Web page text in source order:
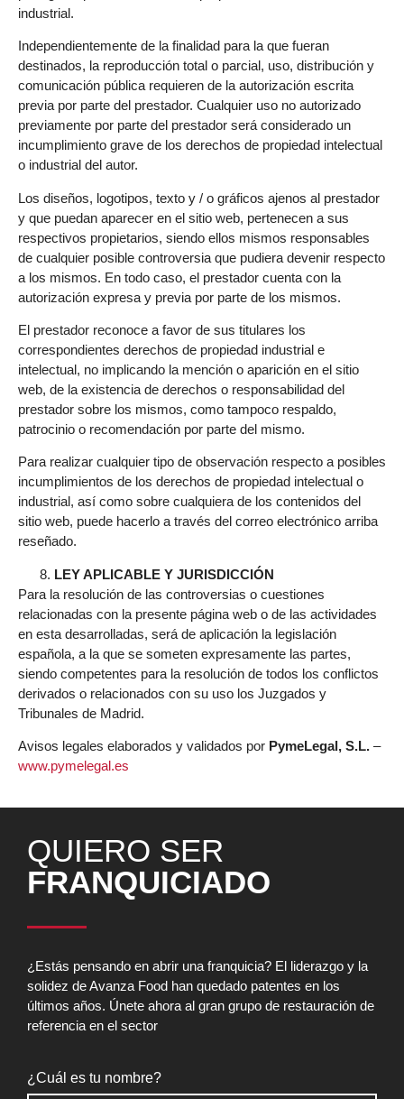
industrial.
Independientemente de la finalidad para la que fueran
destinados, la reproducción total o parcial, uso, distribución y
comunicación pública requieren de la autorización escrita
previa por parte del prestador. Cualquier uso no autorizado
previamente por parte del prestador será considerado un
incumplimiento grave de los derechos de propiedad intelectual
o industrial del autor.
Los diseños, logotipos, texto y / o gráficos ajenos al prestador
y que puedan aparecer en el sitio web, pertenecen a sus
respectivos propietarios, siendo ellos mismos responsables
de cualquier posible controversia que pudiera devenir respecto
a los mismos. En todo caso, el prestador cuenta con la
autorización expresa y previa por parte de los mismos.
El prestador reconoce a favor de sus titulares los
correspondientes derechos de propiedad industrial e
intelectual, no implicando la mención o aparición en el sitio
web, de la existencia de derechos o responsabilidad del
prestador sobre los mismos, como tampoco respaldo,
patrocinio o recomendación por parte del mismo.
Para realizar cualquier tipo de observación respecto a posibles
incumplimientos de los derechos de propiedad intelectual o
industrial, así como sobre cualquiera de los contenidos del
sitio web, puede hacerlo a través del correo electrónico arriba
reseñado.
LEY APLICABLE Y JURISDICCIÓN
Para la resolución de las controversias o cuestiones
relacionadas con la presente página web o de las actividades
en esta desarrolladas, será de aplicación la legislación
española, a la que se someten expresamente las partes,
siendo competentes para la resolución de todos los conflictos
derivados o relacionados con su uso los Juzgados y
Tribunales de Madrid.
Avisos legales elaborados y validados por PymeLegal, S.L. –
www.pymelegal.es
QUIERO SER
FRANQUICIADO
¿Estás pensando en abrir una franquicia? El liderazgo y la
solidez de Avanza Food han quedado patentes en los
últimos años. Únete ahora al gran grupo de restauración de
referencia en el sector
¿Cuál es tu nombre?